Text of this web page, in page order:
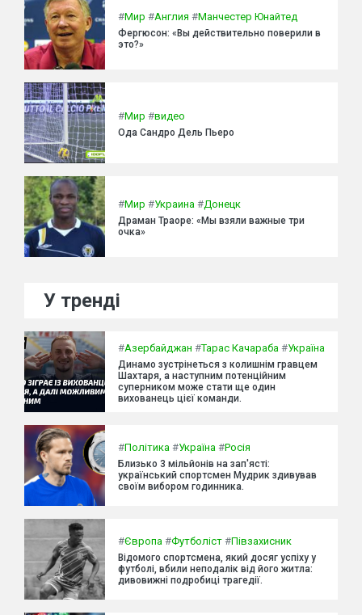
#Мир #Англия #Манчестер Юнайтед
Фергюсон: «Вы действительно поверили в
это?»
#Мир #видео
Ода Сандро Дель Пьеро
#Мир #Украина #Донецк
Драман Траоре: «Мы взяли важные три
очка»
У тренді
#Азербайджан #Тарас Качараба #Україна
Динамо зустрінеться з колишнім гравцем
Шахтаря, а наступним потенційним
суперником може стати ще один
вихованець цієї команди.
#Політика #Україна #Росія
Близько 3 мільйонів на зап'ясті:
український спортсмен Мудрик здивував
своїм вибором годинника.
#Європа #Футболіст #Півзахисник
Відомого спортсмена, який досяг успіху у
футболі, вбили неподалік від його житла:
дивовижні подробиці трагедії.